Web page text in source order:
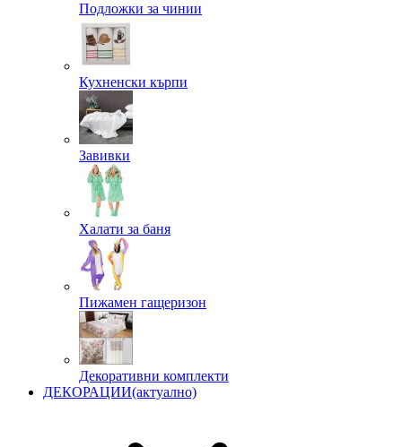
Подложки за чинии
Кухненски кърпи
Завивки
Халати за баня
Пижамен гащеризон
Декоративни комплекти
ДЕКОРАЦИИ(актуално)